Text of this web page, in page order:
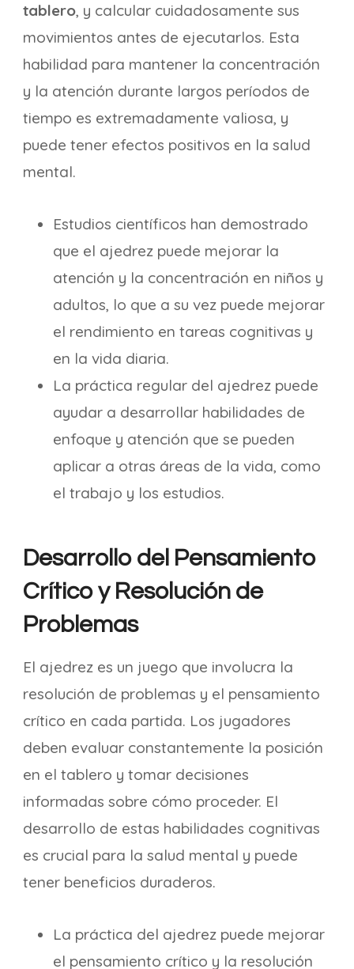
tablero, y calcular cuidadosamente sus
movimientos antes de ejecutarlos. Esta
habilidad para mantener la concentración
y la atención durante largos períodos de
tiempo es extremadamente valiosa, y
puede tener efectos positivos en la salud
mental.
Estudios científicos han demostrado
que el ajedrez puede mejorar la
atención y la concentración en niños y
adultos, lo que a su vez puede mejorar
el rendimiento en tareas cognitivas y
en la vida diaria.
La práctica regular del ajedrez puede
ayudar a desarrollar habilidades de
enfoque y atención que se pueden
aplicar a otras áreas de la vida, como
el trabajo y los estudios.
Desarrollo del Pensamiento
Crítico y Resolución de
Problemas
El ajedrez es un juego que involucra la
resolución de problemas y el pensamiento
crítico en cada partida. Los jugadores
deben evaluar constantemente la posición
en el tablero y tomar decisiones
informadas sobre cómo proceder. El
desarrollo de estas habilidades cognitivas
es crucial para la salud mental y puede
tener beneficios duraderos.
La práctica del ajedrez puede mejorar
el pensamiento crítico y la resolución